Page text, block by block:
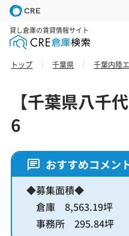
貸し倉庫の賃貸情報サイト
トップ 千葉県 千葉内陸
【千葉県八千
6
おすすめコメン
◆募集面積◆
倉庫 8,563.19坪
事務所 295.84坪